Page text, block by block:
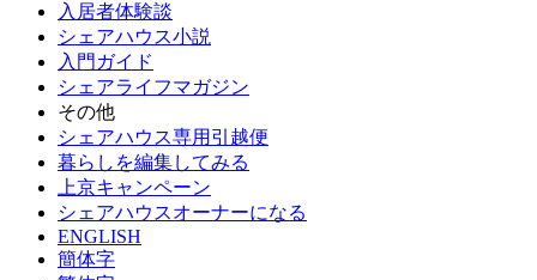
入居者体験談
シェアハウス小説
入門ガイド
シェアライフマガジン
その他
シェアハウス専用引越便
暮らしを編集してみる
上京キャンペーン
シェアハウスオーナーになる
ENGLISH
簡体字